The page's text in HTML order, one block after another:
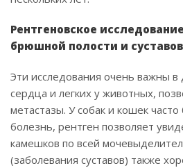
Рентгеновское
брюшной полости и суставов
Эти исследования очень важны в
сердца и легких у животных,
метастазы. У собак и кошек
болезнь, рентген позволяет
камешков по всей
(заболевания суставов) также